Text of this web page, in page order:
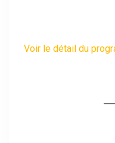
Voir le détail du